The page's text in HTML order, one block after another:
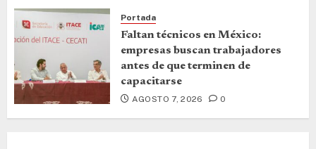
Portada
Faltan técnicos en México:
empresas buscan trabajadores
antes de que terminen de
capacitarse
AGOSTO 7, 2026 0